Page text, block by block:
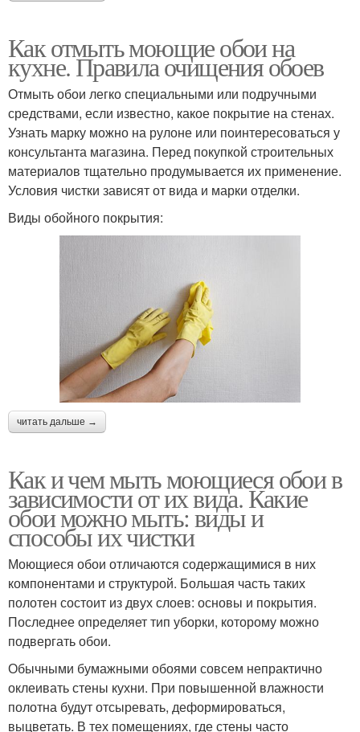
Как отмыть моющие обои на
кухне. Правила очищения обоев
Отмыть обои легко специальными или подручными
средствами, если известно, какое покрытие на стенах.
Узнать марку можно на рулоне или поинтересоваться у
консультанта магазина. Перед покупкой строительных
материалов тщательно продумывается их применение.
Условия чистки зависят от вида и марки отделки.
Виды обойного покрытия:
читать дальше →
Как и чем мыть моющиеся обои в
зависимости от их вида. Какие
обои можно мыть: виды и
способы их чистки
Моющиеся обои отличаются содержащимися в них
компонентами и структурой. Большая часть таких
полотен состоит из двух слоев: основы и покрытия.
Последнее определяет тип уборки, которому можно
подвергать обои.
Обычными бумажными обоями совсем непрактично
оклеивать стены кухни. При повышенной влажности
полотна будут отсыревать, деформироваться,
выцветать. В тех помещениях, где стены часто